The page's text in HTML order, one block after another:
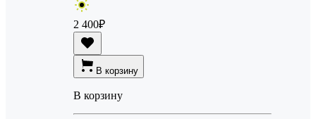
2 400₽
В корзину
В корзину